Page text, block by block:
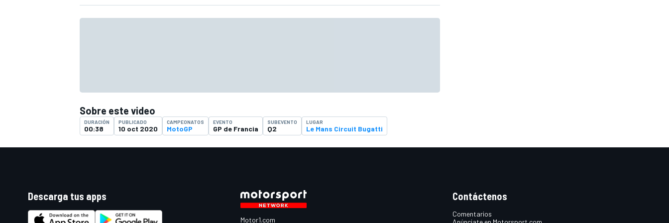
Sobre este video
DURACIÓN
00:38
PUBLICADO
10 oct 2020
CAMPEONATOS
MotoGP
EVENTO
GP de Francia
SUBEVENTO
Q2
LUGAR
Le Mans Circuit Bugatti
Descarga tus apps
Motor1.com
Contáctenos
Comentarios